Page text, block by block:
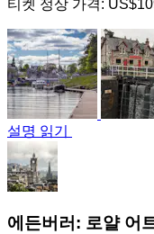
티켓 정상 가격:
설명 읽기
에든버러: 로얄 어